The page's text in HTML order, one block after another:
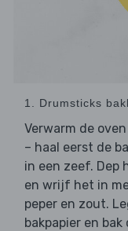
1. Drumsticks
Verwarm de
– haal eerst de
in een zeef. Dep
en wrijf het in
peper en zout.
bakpapier en